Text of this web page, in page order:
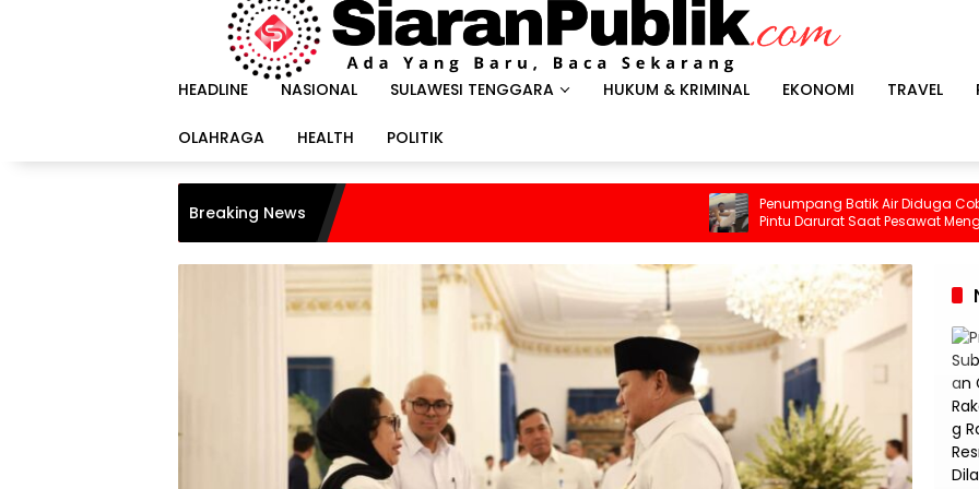
HEADLINE NASIONAL SULAWESI TENGGARA HUKUM & KRIMINAL EKONOMI TRAVEL
OLAHRAGA HEALTH POLITIK
Breaking News
Penumpang Batik Air Diduga Coba Buka
Pintu Darurat Saat Pesawat Mengudara,
Kepanikan Pecah di Dalam Kabin